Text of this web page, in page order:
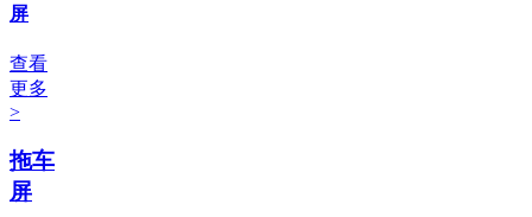
屏
查看
更多
>
拖车
屏